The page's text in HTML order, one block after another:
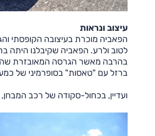
עיצוב ונראות
הפאביה מוכרת בעיצובה הקופסתי
לטוב ולרע. הפאביה שקיבלנו היתה
בהרבה מאשר הגרסה המאובזרת
ברזל עם "טאסות" בסופרמיני של
ועדיין, בכחול-סקודה של רכב